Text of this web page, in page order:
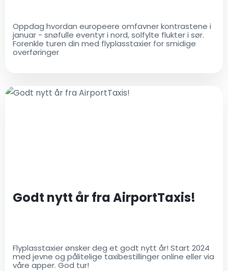
Oppdag hvordan europeere omfavner kontrastene i
januar - snøfulle eventyr i nord, solfylte flukter i sør.
Forenkle turen din med flyplasstaxier for smidige
overføringer
Godt nytt år fra AirportTaxis!
Flyplasstaxier ønsker deg et godt nytt år! Start 2024
med jevne og pålitelige taxibestillinger online eller via
våre apper. God tur!